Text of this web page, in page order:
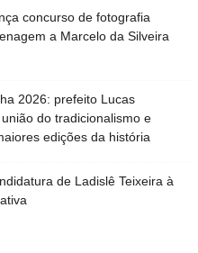
concurso de fotografia
a Marcelo da Silveira
2026: prefeito Lucas
do tradicionalismo e
edições da história
de Ladislê Teixeira à